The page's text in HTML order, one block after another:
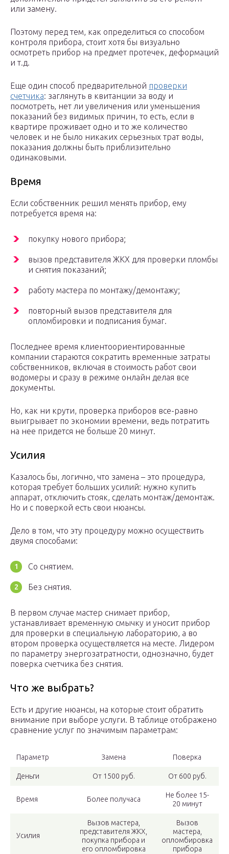
или замену.
Поэтому перед тем, как определиться со способом
контроля прибора, стоит хотя бы визуально
осмотреть прибор на предмет протечек, деформаций
и т.д.
Еще один способ предварительной проверки
счетчика: заглянуть в квитанции за воду и
посмотреть, нет ли увеличения или уменьшения
показаний без видимых причин, то есть, если в
квартире проживает одно и то же количество
человек и не было никаких серьезных трат воды,
показания должны быть приблизительно
одинаковыми.
Время
Если собственник решил менять прибор, ему
потребуется время на:
покупку нового прибора;
вызов представителя ЖКХ для проверки пломбы
и снятия показаний;
работу мастера по монтажу/демонтажу;
повторный вызов представителя для
опломбировки и подписания бумаг.
Последнее время клиентоориентированные
компании стараются сократить временные затраты
собственников, включая в стоимость работ свои
водомеры и сразу в режиме онлайн делая все
документы.
Но, как ни крути, проверка приборов все-равно
выигрывает по экономии времени, ведь потратить
на нее придется не больше 20 минут.
Усилия
Казалось бы, логично, что замена – это процедура,
которая требует больших усилий: нужно купить
аппарат, отключить стояк, сделать монтаж/демонтаж.
Но и с поверкой есть свои нюансы.
Дело в том, что эту процедуру можно осуществить
двумя способами:
Со снятием.
Без снятия.
В первом случае мастер снимает прибор,
устанавливает временную смычку и уносит прибор
для проверки в специальную лабораторию, а во
втором проверка осуществляется на месте. Лидером
по параметру энергозатратности, однозначно, будет
поверка счетчика без снятия.
Что же выбрать?
Есть и другие нюансы, на которые стоит обратить
внимание при выборе услуги. В таблице отображено
сравнение услуг по значимым параметрам:
Параметр Замена Поверка
Деньги От 1500 руб. От 600 руб.
Время Более получаса
Не более 15-
20 минут
Усилия
Вызов мастера,
представителя ЖКХ,
покупка прибора и
его опломбировка
Вызов
мастера,
опломбировка
прибора